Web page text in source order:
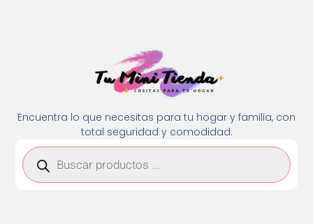
Encuentra lo que necesitas para tu hogar y familia, con
total seguridad y comodidad.
Búsqueda
de
productos